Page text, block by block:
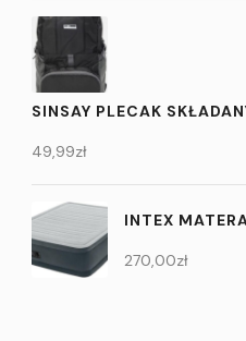
SINSAY PLECAK
49,99zł
INTEX
270,00zł